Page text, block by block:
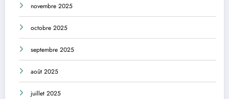
novembre 2025
octobre 2025
septembre 2025
août 2025
juillet 2025